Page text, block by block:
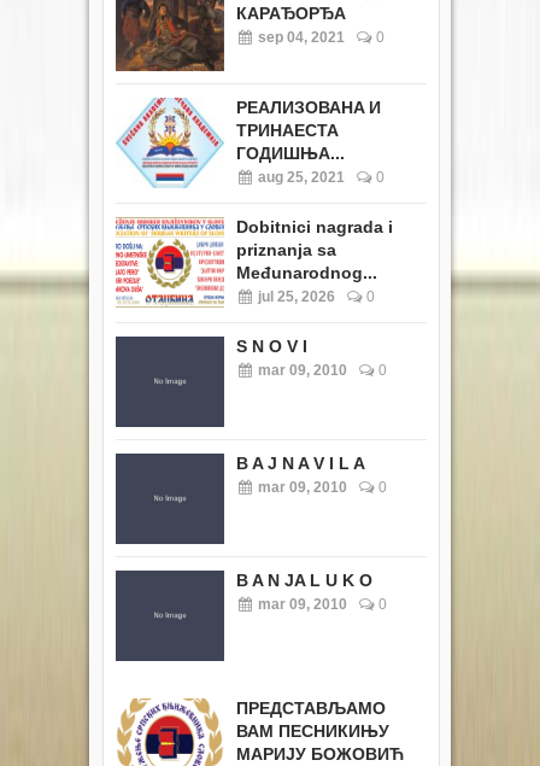
КАРАЂОРЂА
sep 04, 2021 0
РЕАЛИЗОВАНA И
ТРИНАЕСТА
ГОДИШЊА...
aug 25, 2021 0
Dobitnici nagrada i
priznanja sa
Međunarodnog...
jul 25, 2026 0
S N O V I
mar 09, 2010 0
B A J N A V I L A
mar 09, 2010 0
B A N JA L U K O
mar 09, 2010 0
ПРЕДСТАВЉАМО
ВАМ ПЕСНИКИЊУ
МАРИЈУ БОЖОВИЋ